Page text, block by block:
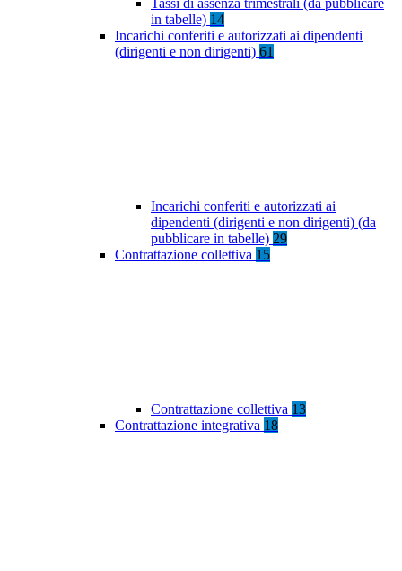
Tassi di assenza trimestrali (da pubblicare
in tabelle) 14
Incarichi conferiti e autorizzati ai dipendenti
(dirigenti e non dirigenti) 61
Incarichi conferiti e autorizzati ai
dipendenti (dirigenti e non dirigenti) (da
pubblicare in tabelle) 29
Contrattazione collettiva 15
Contrattazione collettiva 13
Contrattazione integrativa 18